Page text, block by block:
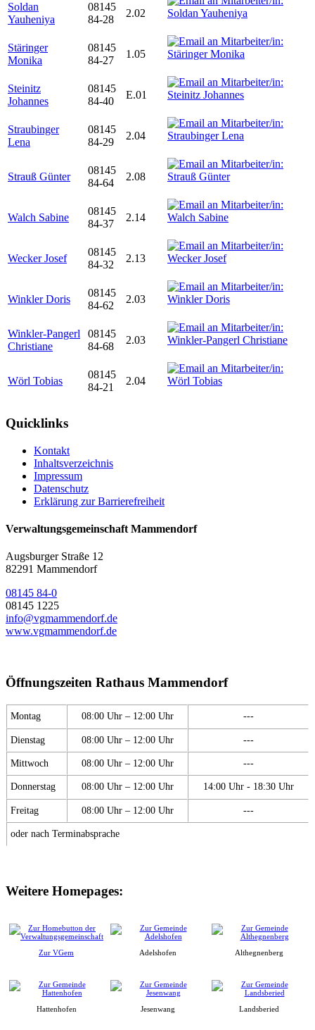
Soldan
Yauheniya
08145
84-28
2.02
Stäringer
Monika
08145
84-27
1.05
Steinitz
Johannes
08145
84-40
E.01
Straubinger
Lena
08145
84-29
2.04
Strauß Günter
08145
84-64
2.08
Walch Sabine
08145
84-37
2.14
Wecker Josef
08145
84-32
2.13
Winkler Doris
08145
84-62
2.03
Winkler-Pangerl
Christiane
08145
84-68
2.03
Wörl Tobias
08145
84-21
2.04
Quicklinks
Kontakt
Inhaltsverzeichnis
Impressum
Datenschutz
Erklärung zur Barrierefreiheit
Verwaltungsgemeinschaft Mammendorf
Augsburger Straße 12
82291 Mammendorf
08145 84-0
08145 1225
info@vgmammendorf.de
www.vgmammendorf.de
Öffnungszeiten Rathaus Mammendorf
Montag 08:00 Uhr – 12:00 Uhr ---
Dienstag 08:00 Uhr – 12:00 Uhr ---
Mittwoch 08:00 Uhr – 12:00 Uhr ---
Donnerstag 08:00 Uhr – 12:00 Uhr 14:00 Uhr - 18:30 Uhr
Freitag 08:00 Uhr – 12:00 Uhr ---
oder nach Terminabsprache
Weitere Homepages:
Zur VGem Adelshofen Althegnenberg
Hattenhofen Jesenwang Landsberied